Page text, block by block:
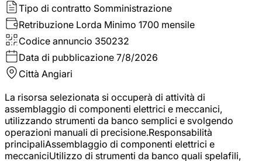
Tipo di contratto Somministrazione
Retribuzione Lorda Minimo 1700 mensile
Codice annuncio 350232
Data di pubblicazione 7/8/2026
Città Angiari
La risorsa selezionata si occuperà di attività di
assemblaggio di componenti elettrici e meccanici,
utilizzando strumenti da banco semplici e svolgendo
operazioni manuali di precisione.Responsabilità
principaliAssemblaggio di componenti elettrici e
meccaniciUtilizzo di strumenti da banco quali spelafili,